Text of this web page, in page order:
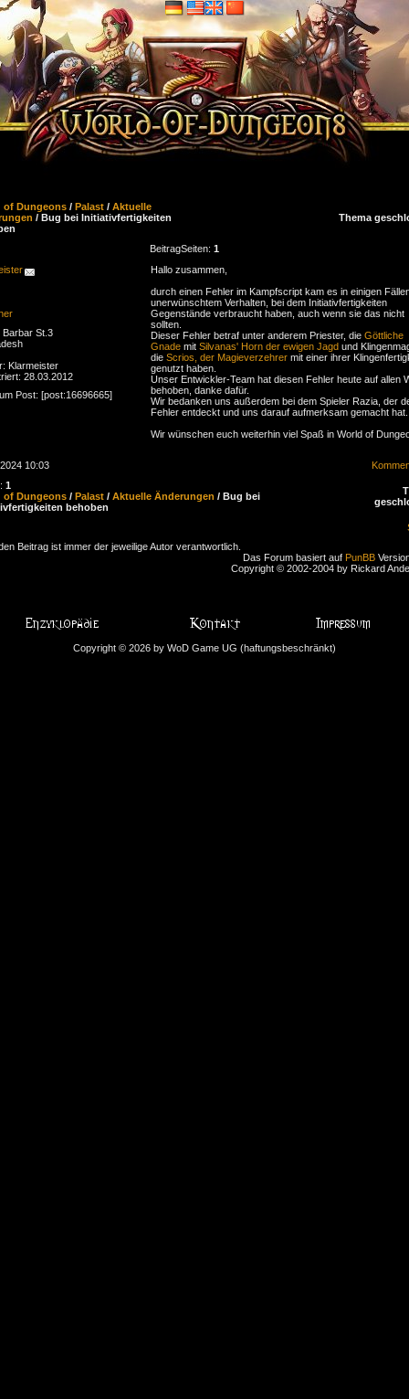
of Dungeons / Palast / Aktuelle
/ Bug bei Initiativfertigkeiten
Thema
BeitragSeiten: 1
Barbar St.3
Klarmeister
28.03.2012
Post: [post:16696665]
Hallo zusammen,
durch einen Fehler im Kampfscript kam es in einigen
unerwünschtem Verhalten, bei dem Initiativfertigkeiten
Gegenstände verbraucht haben, auch wenn sie das nicht
sollten.
Dieser Fehler betraf unter anderem Priester, die Göttliche
Gnade mit Silvanas' Horn der ewigen Jagd und
die Scrios, der Magieverzehrer mit einer ihrer
genutzt haben.
Unser Entwickler-Team hat diesen Fehler heute auf allen
behoben, danke dafür.
Wir bedanken uns außerdem bei dem Spieler Razia, der
Fehler entdeckt und uns darauf aufmerksam gemacht hat.
Wir wünschen euch weiterhin viel Spaß in World of
10:03
1
of Dungeons / Palast / Aktuelle Änderungen / Bug bei
behoben
Beitrag ist immer der jeweilige Autor verantwortlich.
Das Forum basiert auf PunBB
Copyright © 2002-2004 by Rickard
Copyright © 2026 by WoD Game UG (haftungsbeschränkt)